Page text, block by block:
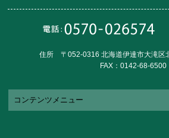
住所 〒052-0316 北海道伊達市大滝区
FAX：0142-68-6500
コンテンツメニュー